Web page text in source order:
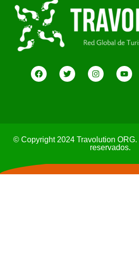
© Copyright 2024 Travolution
reservados.